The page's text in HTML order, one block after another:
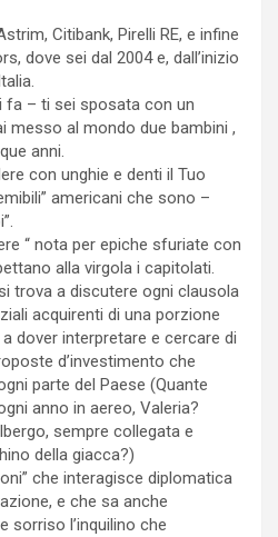
Citibank, Pirelli RE, e infine
dove sei dal 2004 e, dall’inizio
fa – ti sei sposata con un
messo al mondo due bambini ,
anni.
con unghie e denti il Tuo
americani che sono –
“ nota per epiche sfuriate con
alla virgola i capitolati.
trova a discutere ogni clausola
acquirenti di una porzione
dover interpretare e cercare di
d’investimento che
parte del Paese (Quante
anno in aereo, Valeria?
sempre collegata e
della giacca?)
che interagisce diplomatica
e che sa anche
sorriso l’inquilino che